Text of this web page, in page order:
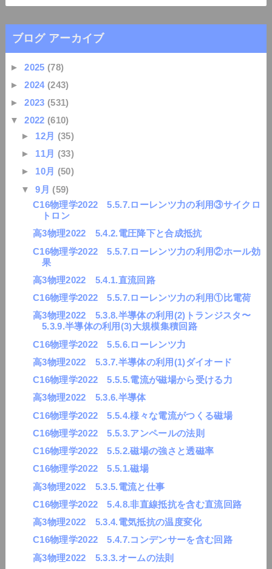
ブログ アーカイブ
►2025 (78)
►2024 (243)
►2023 (531)
▼2022 (610)
► 12月 (35)
► 11月 (33)
► 10月 (50)
▼9月 (59)
C16物理学2022 5.5.7.ローレンツ力の利用③サイクロ
トロン
高3物理2022 5.4.2.電圧降下と合成抵抗
C16物理学2022 5.5.7.ローレンツ力の利用②ホール効
果
高3物理2022 5.4.1.直流回路
C16物理学2022 5.5.7.ローレンツ力の利用①比電荷
高3物理2022 5.3.8.半導体の利用(2)トランジスタ〜
5.3.9.半導体の利用(3)大規模集積回路
C16物理学2022 5.5.6.ローレンツ力
高3物理2022 5.3.7.半導体の利用(1)ダイオード
C16物理学2022 5.5.5.電流が磁場から受ける力
高3物理2022 5.3.6.半導体
C16物理学2022 5.5.4.様々な電流がつくる磁場
C16物理学2022 5.5.3.アンペールの法則
C16物理学2022 5.5.2.磁場の強さと透磁率
C16物理学2022 5.5.1.磁場
高3物理2022 5.3.5.電流と仕事
C16物理学2022 5.4.8.非直線抵抗を含む直流回路
高3物理2022 5.3.4.電気抵抗の温度変化
C16物理学2022 5.4.7.コンデンサーを含む回路
高3物理2022 5.3.3.オームの法則